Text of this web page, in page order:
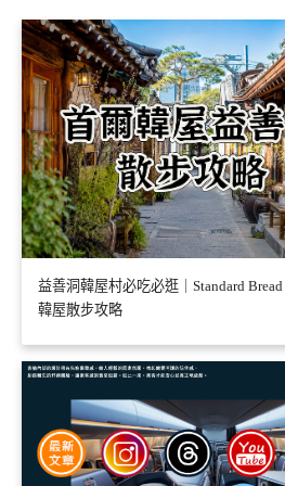
益善洞韓屋村必吃必逛｜Standard
韓屋散步攻略